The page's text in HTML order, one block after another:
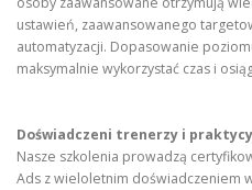
ustawień, zaawansowanego
automatyzacji. Dopasowanie
maksymalnie wykorzystać czas i
Doświadczeni trenerzy i praktycy
Nasze szkolenia prowadzą
Ads z wieloletnim doświadczeniem